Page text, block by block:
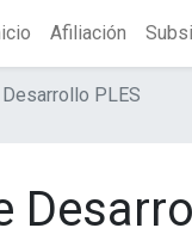
Afiliación
PLES